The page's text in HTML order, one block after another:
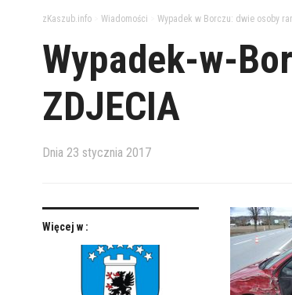
zKaszub.info> Wiadomości Wypadek w Borczu: dwie osoby
Wypadek-w-
ZDJECIA
Dnia 23 stycznia 2017
Więcej w :